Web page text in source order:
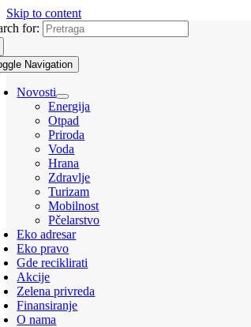
Skip to content
for:
Navigation
Novosti
Energija
Otpad
Priroda
Voda
Hrana
Zdravlje
Turizam
Mobilnost
Pčelarstvo
Eko adresar
Eko pravo
Gde reciklirati
Akcije
Zelena privreda
Finansiranje
O nama